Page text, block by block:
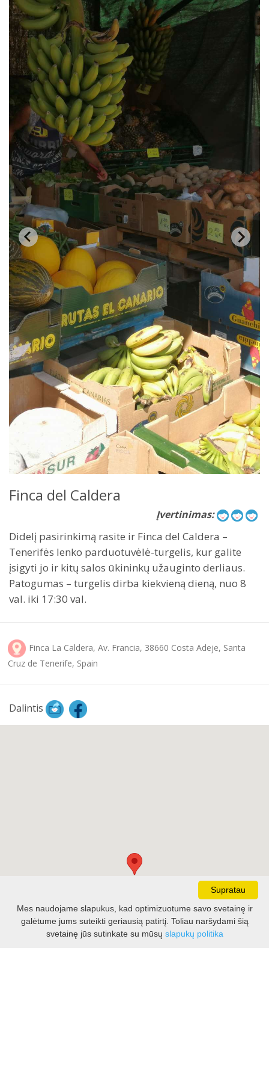
Finca del Caldera
Įvertinimas:
Didelį pasirinkimą rasite ir Finca del Caldera –
Tenerifės lenko parduotuvėlė-turgelis, kur galite
įsigyti jo ir kitų salos ūkininkų užauginto derliaus.
Patogumas – turgelis dirba kiekvieną dieną, nuo 8
val. iki 17:30 val.
Finca La Caldera, Av. Francia, 38660 Costa Adeje, Santa
Cruz de Tenerife, Spain
Dalintis
Supratau
Mes naudojame slapukus, kad optimizuotume savo svetainę ir
galėtume jums suteikti geriausią patirtį. Toliau naršydami šią
svetainę jūs sutinkate su mūsų slapukų politika